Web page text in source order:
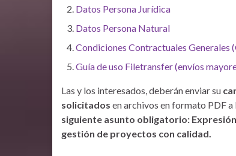
Datos Persona Jurídica
Datos Persona Natural
Condiciones Contractuales Generales
Guía de uso Filetransfer (envíos
Las y los interesados, deberán enviar su
solicitados en archivos en formato PDF
siguiente asunto obligatorio:
gestión de proyectos con calidad.